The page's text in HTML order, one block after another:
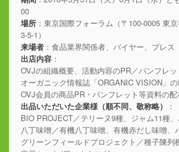
00
場所：東京国際フォーラム（〒100-0005 東
3-5-1）
来場者：食品業界関係者、バイヤー、プレ
出店内容：
OVJの組織概要、活動内容のPR／パンフレ
オーガニック情報誌「ORGANIC VISION」
OVJ会員の商品PR・パンフレット等資料の配
出品いただいた企業様（順不同、敬称略）
：
BIO PROJECT／テリーヌ9種、ジャム11種
八丁味噌／有機八丁味噌、有機赤だし味噌、
グリーンフィールドプロジェクト／種子陳列